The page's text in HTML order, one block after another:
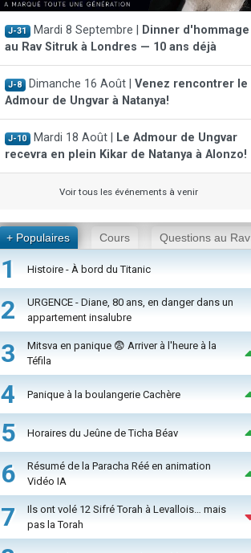
J-31 Mardi 8 Septembre |
Dinner d'hommage
au Rav Sitruk à Londres — 10 ans déjà
J-8 Dimanche 16 Août | Venez rencontrer le
Admour de Ungvar à Natanya!
J-10 Mardi 18 Août |
Le Admour de Ungvar
recevra en plein Kikar de Natanya à Alonzo!
Voir tous les événements à venir
+ Populaires Cours Questions au Rav
1 Histoire - À bord du Titanic
2
URGENCE - Diane, 80 ans, en danger dans un
appartement insalubre
3
Mitsva en panique 😨 Arriver à l'heure à la
Téfila
4 Panique à la boulangerie Cachère
5 Horaires du Jeûne de Ticha Béav
6
Résumé de la Paracha Réé en animation
Vidéo IA
7
Ils ont volé 12 Sifré Torah à Levallois… mais
pas la Torah